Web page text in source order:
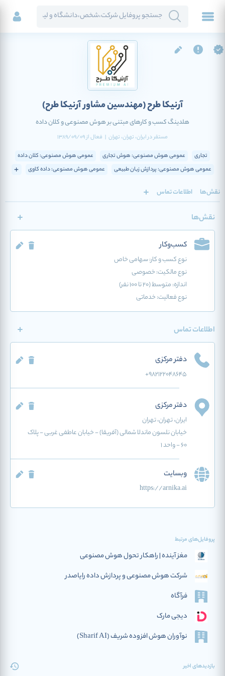
آرنیکا طرح(مهندسین مشاور آرنیکا طرح)
هلدینگ کسب و کارهای مبتنی بر هوش مصنوعی و کلان داده
مستقر درایران، تهران، تهران | فعالاز1389/09/09
تجاری عمومی هوش مصنوعی: هوش تجاری
عمومی هوش مصنوعی: کلان داده
عمومی هوش مصنوعی: پردازش زبان طبیعی
عمومی هوش مصنوعی: داده کاوی
نقش‌ها اطلاعات تماس
نقش‌ها
کسب‌وکار
نوع کسب و کار:سهامی خاص
نوع مالکیت: خصوصی
اندازه: متوسط (20 تا 100 نفر)
نوع فعالیت:خدماتی
اطلاعات تماس
دفتر مرکزی
+9821۲۲۰۴۸۶۴۵
دفتر مرکزی
ایران، تهران، تهران
خیابان نلسون ماندلا شمالی (آفریقا) - خیابان عاطفی غربی - پلاک
۶۰ - واحد ۱
وبسایت
https://arnika.ai
پروفایل‌های مرتبط
مغز آینده | راهکار تحول هوش مصنوعی
شرکت هوش مصنوعی و پردازش داده رایاصدر
فرآگاه
دیجی مارک
نوآوران هوش افزوده‌ شریف (Sharif AI)
بازدیدهای اخیر